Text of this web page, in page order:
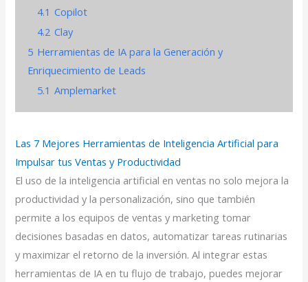
4.1 Copilot
4.2 Clay
5 Herramientas de IA para la Generación y
Enriquecimiento de Leads
5.1 Amplemarket
Las 7 Mejores Herramientas de Inteligencia Artificial para
Impulsar tus Ventas y Productividad
El uso de la inteligencia artificial en ventas no solo mejora la
productividad y la personalización, sino que también
permite a los equipos de ventas y marketing tomar
decisiones basadas en datos, automatizar tareas rutinarias
y maximizar el retorno de la inversión. Al integrar estas
herramientas de IA en tu flujo de trabajo, puedes mejorar